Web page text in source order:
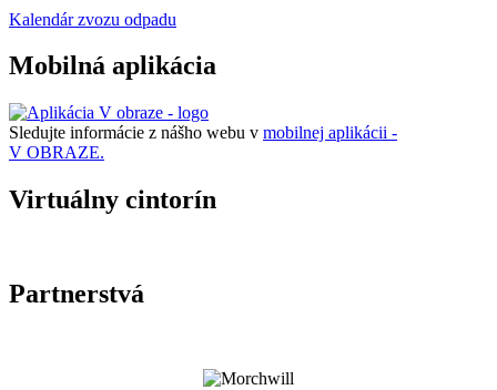
Kalendár zvozu odpadu
Mobilná aplikácia
Sledujte informácie z nášho webu v mobilnej aplikácii -
V OBRAZE.
Virtuálny cintorín
Partnerstvá